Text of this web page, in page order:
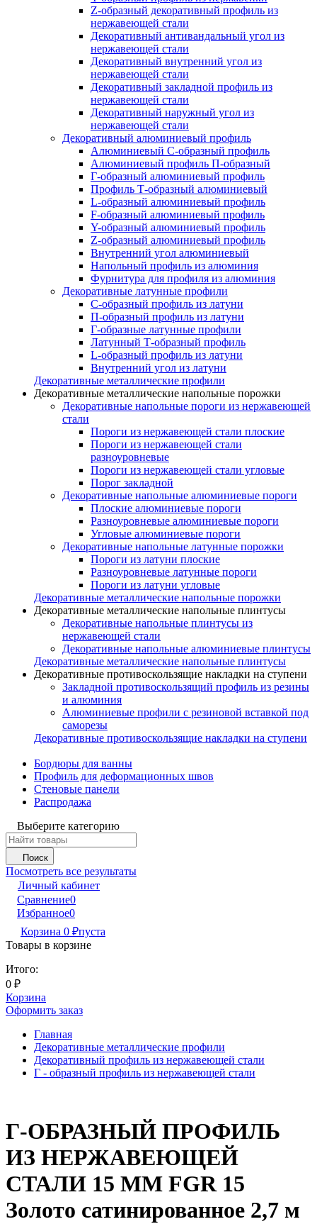
Z-образный декоративный профиль из
нержавеющей стали
Декоративный антивандальный угол из
нержавеющей стали
Декоративный внутренний угол из
нержавеющей стали
Декоративный закладной профиль из
нержавеющей стали
Декоративный наружный угол из
нержавеющей стали
Декоративный алюминиевый профиль
Алюминиевый С-образный профиль
Алюминиевый профиль П-образный
Г-образный алюминиевый профиль
Профиль Т-образный алюминиевый
L-образный алюминиевый профиль
F-образный алюминиевый профиль
Y-образный алюминиевый профиль
Z-образный алюминиевый профиль
Внутренний угол алюминиевый
Напольный профиль из алюминия
Фурнитура для профиля из алюминия
Декоративные латунные профили
C-образный профиль из латуни
П-образный профиль из латуни
Г-образные латунные профили
Латунный Т-образный профиль
L-образный профиль из латуни
Внутренний угол из латуни
Декоративные металлические профили
Декоративные металлические напольные порожки
Декоративные напольные пороги из нержавеющей
стали
Пороги из нержавеющей стали плоские
Пороги из нержавеющей стали
разноуровневые
Пороги из нержавеющей стали угловые
Порог закладной
Декоративные напольные алюминиевые пороги
Плоские алюминиевые пороги
Разноуровневые алюминиевые пороги
Угловые алюминиевые пороги
Декоративные напольные латунные порожки
Пороги из латуни плоские
Разноуровневые латунные пороги
Пороги из латуни угловые
Декоративные металлические напольные порожки
Декоративные металлические напольные плинтусы
Декоративные напольные плинтусы из
нержавеющей стали
Декоративные напольные алюминиевые плинтусы
Декоративные металлические напольные плинтусы
Декоративные противоскользящие накладки на ступени
Закладной противоскользящий профиль из резины
и алюминия
Алюминиевые профили с резиновой вставкой под
саморезы
Декоративные противоскользящие накладки на ступени
Бордюры для ванны
Профиль для деформационных швов
Стеновые панели
Распродажа
Выберите категорию
Поиск
Посмотреть все результаты
Личный кабинет
Сравнение0
Избранное0
Корзина 0 ₽пуста
Товары в корзине
Итого:
0 ₽
Корзина
Оформить заказ
Главная
Декоративные металлические профили
Декоративный профиль из нержавеющей стали
Г - образный профиль из нержавеющей стали
Г-ОБРАЗНЫЙ ПРОФИЛЬ
ИЗ НЕРЖАВЕЮЩЕЙ
СТАЛИ 15 ММ FGR 15
Золото сатинированное 2,7 м